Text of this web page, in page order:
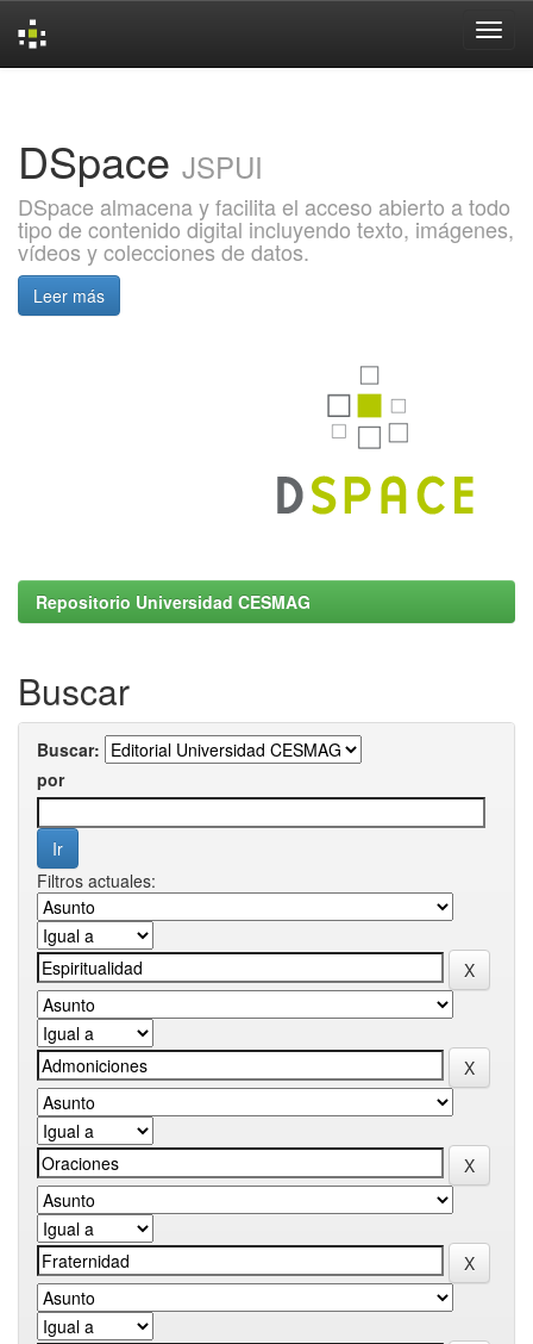
DSpace JSPUI
DSpace almacena y facilita el acceso abierto a todo
tipo de contenido digital incluyendo texto, imágenes,
vídeos y colecciones de datos.
Leer más
Repositorio Universidad CESMAG
Buscar
Buscar:
por
Filtros actuales: